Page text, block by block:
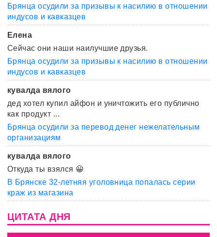
Брянца осудили за призывы к насилию в отношении
индусов и кавказцев
Елена
Сейчас они наши наилучшие друзья.
Брянца осудили за призывы к насилию в отношении
индусов и кавказцев
кувалда вялого
дед хотел купил айфон и уничтожить его публично
как продукт ...
Брянца осудили за перевод денег нежелательным
организациям
кувалда вялого
Откуда ты взялся 😀
В Брянске 32-летняя уголовница попалась серии
краж из магазина
ЦИТАТА ДНЯ